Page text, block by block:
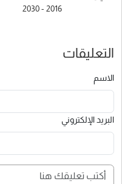
التعليقات
الاسم
البريد الإلكتروني